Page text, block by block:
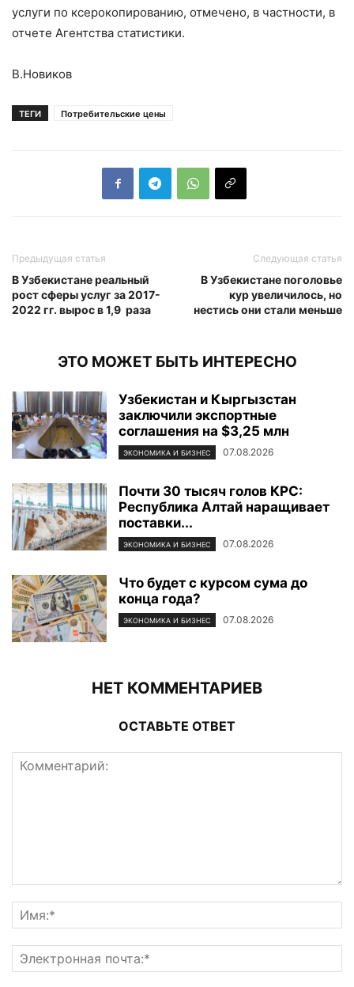
услуги по ксерокопированию, отмечено, в частности, в
отчете Агентства статистики.
В.Новиков
ТЕГИ Потребительские цены
Предыдущая статья
В Узбекистане реальный
рост сферы услуг за 2017-
2022 гг. вырос в 1,9 раза
Следующая статья
В Узбекистане поголовье
кур увеличилось, но
нестись они стали меньше
ЭТО МОЖЕТ БЫТЬ ИНТЕРЕСНО
Узбекистан и Кыргызстан
заключили экспортные
соглашения на $3,25 млн
ЭКОНОМИКА И БИЗНЕС 07.08.2026
Почти 30 тысяч голов КРС:
Республика Алтай наращивает
поставки...
ЭКОНОМИКА И БИЗНЕС 07.08.2026
Что будет с курсом сума до
конца года?
ЭКОНОМИКА И БИЗНЕС 07.08.2026
НЕТ КОММЕНТАРИЕВ
ОСТАВЬТЕ ОТВЕТ